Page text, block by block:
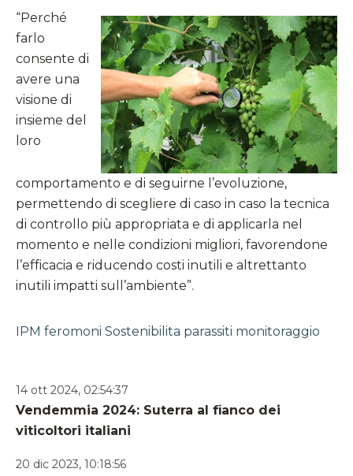
“Perché
farlo
consente di
avere una
visione di
insieme del
loro
comportamento e di seguirne l’evoluzione,
permettendo di scegliere di caso in caso la tecnica
di controllo più appropriata e di applicarla nel
momento e nelle condizioni migliori, favorendone
l’efficacia e riducendo costi inutili e altrettanto
inutili impatti sull’ambiente”.
IPM feromoni Sostenibilita parassiti monitoraggio
14 ott 2024, 02:54:37
Vendemmia 2024: Suterra al fianco dei
viticoltori italiani
20 dic 2023, 10:18:56